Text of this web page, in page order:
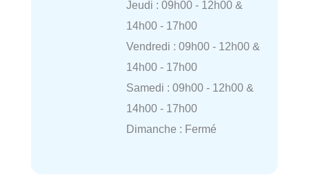
Jeudi : 09h00 - 12h00 &
14h00 - 17h00
Vendredi : 09h00 - 12h00 &
14h00 - 17h00
Samedi : 09h00 - 12h00 &
14h00 - 17h00
Dimanche : Fermé